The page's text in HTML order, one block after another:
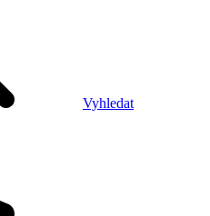
Vyhledat